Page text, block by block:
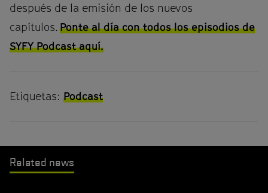
después de la emisión de los nuevos
capítulos.Ponte al día con todos los episodios de
SYFY Podcast aquí.
Etiquetas: Podcast
Related news